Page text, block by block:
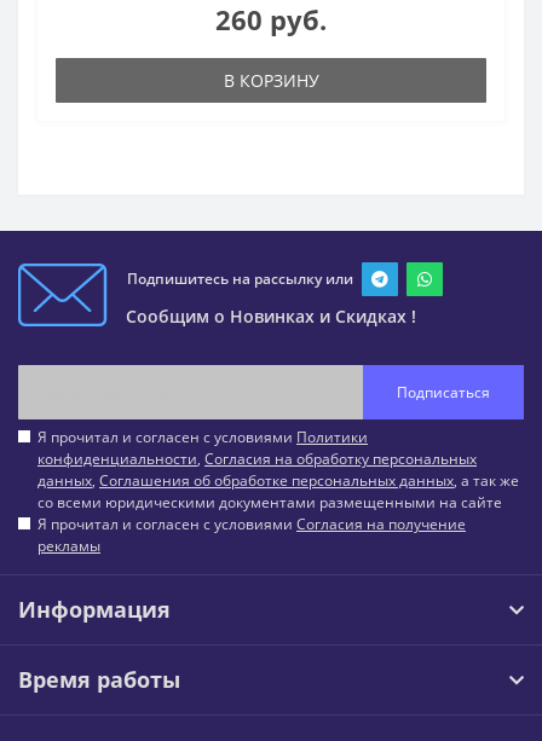
260 руб.
В КОРЗИНУ
Подпишитесь на рассылку или
Сообщим о Новинках и Скидках !
Подписаться
Я прочитал и согласен с условиями Политики
конфиденциальности, Согласия на обработку персональных
данных, Соглашения об обработке персональных данных, а так же
со всеми юридическими документами размещенными на сайте
Я прочитал и согласен с условиями Согласия на получение
рекламы
Информация
Время работы